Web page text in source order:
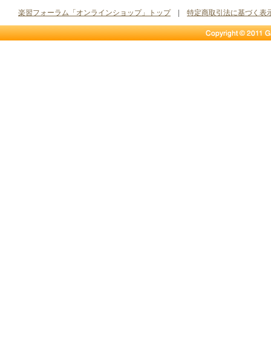
楽習フォーラム「オンラインショップ」トップ| 特定商取引法に基づく表